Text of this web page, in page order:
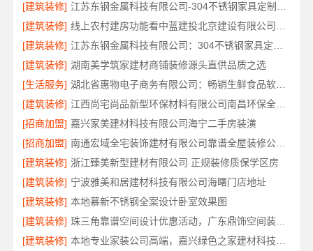
[建筑装修]
[建筑装修]
[建筑装修]
[建筑装修] 湖南美学筑家建材商铺装修源头直供品质之选
[生活服务]
湖北省惠物电子商务有限公司：畅销生鲜食品软件功能解析
[建筑装修]
江西尚宅尚品新型环保材料有限公司南昌环保全屋定制口碑
[招商加盟] 嘉兴家美建材科技有限公司海宁二手房装潢
[招商加盟]
南通宏域全宅装饰建材有限公司靠谱全屋装修公司价格
[建筑装修] 浙江臻美新型建材有限公司 正规装修质保学区房
[建筑装修] 宁波雅美和居建材科技有限公司海曙门店地址
[建筑装修] 本地慕新不锈钢全案设计卧室效果图
[建筑装修]
珠三角靠谱空间设计优惠活动，广东鼎饰空间装饰工程有限公司
[建筑装修]